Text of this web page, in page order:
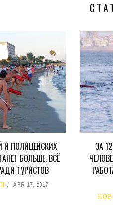
И ПОЛИЦЕЙСКИХ
БОЛЬШЕ. ВСЁ
ТУРИСТОВ
APR 17, 2017
ЗА